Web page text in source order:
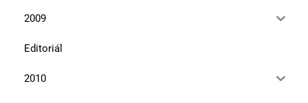
2009
Editoriál
2010